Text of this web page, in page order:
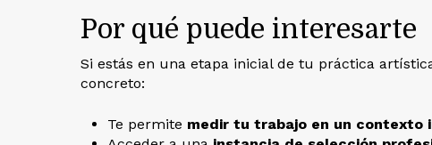
Por qué puede interesarte
Si estás en una etapa inicial de tu práctica
concreto:
Te permite medir tu trabajo en un contexto